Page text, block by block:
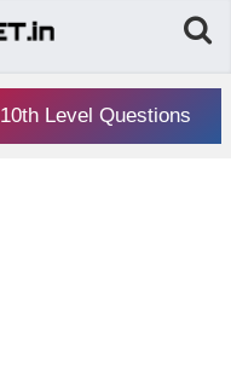
10th Level Questions